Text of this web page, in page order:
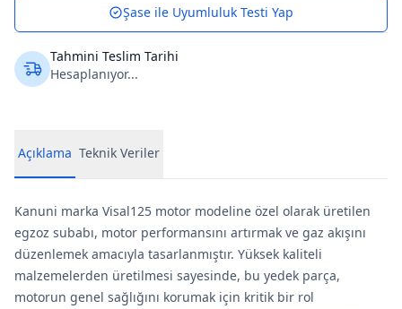
Şase ile Uyumluluk Testi Yap
Tahmini Teslim Tarihi
Hesaplanıyor...
Açıklama Teknik Veriler
Kanuni marka Visal125 motor modeline özel olarak üretilen
egzoz subabı, motor performansını artırmak ve gaz akışını
düzenlemek amacıyla tasarlanmıştır. Yüksek kaliteli
malzemelerden üretilmesi sayesinde, bu yedek parça,
motorun genel sağlığını korumak için kritik bir rol